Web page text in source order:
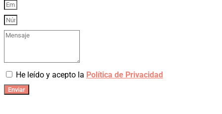
He leído y acepto la Política de Privacidad
Enviar